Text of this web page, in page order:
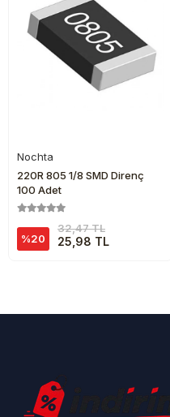
Nochta
220R 805 1/8 SMD Direnç
100 Adet
%20
32,47 TL
25,98 TL